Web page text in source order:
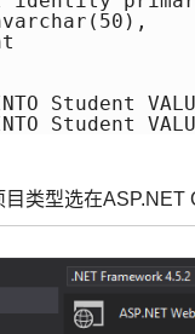
Student
Student
类型选在